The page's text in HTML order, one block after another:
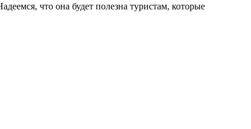
что она будет полезна туристам, которые